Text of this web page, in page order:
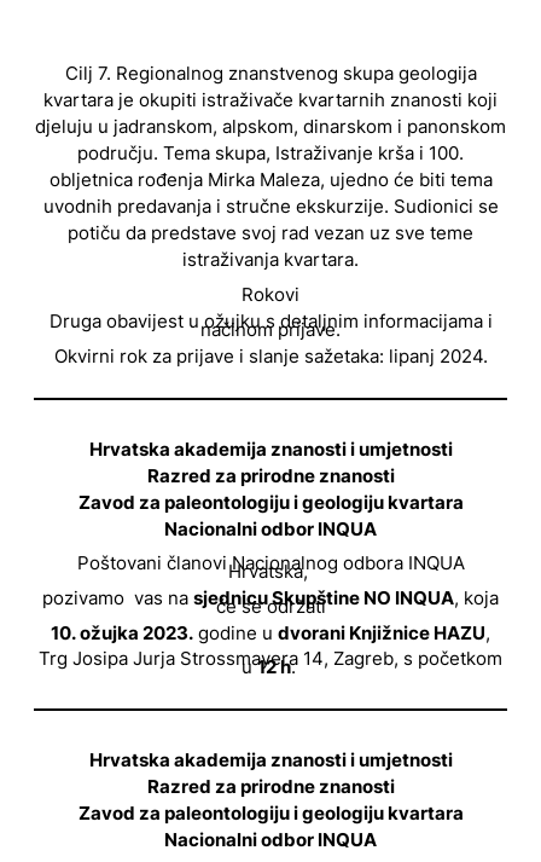
Cilj 7. Regionalnog znanstvenog skupa geologija
kvartara je okupiti istraživače kvartarnih znanosti koji
djeluju u jadranskom, alpskom, dinarskom i panonskom
području. Tema skupa, Istraživanje krša i 100.
obljetnica rođenja Mirka Maleza, ujedno će biti tema
uvodnih predavanja i stručne ekskurzije. Sudionici se
potiču da predstave svoj rad vezan uz sve teme
istraživanja kvartara.
Rokovi
Druga obavijest u ožujku s detaljnim informacijama i
načinom prijave.
Okvirni rok za prijave i slanje sažetaka: lipanj 2024.
Hrvatska akademija znanosti i umjetnosti
Razred za prirodne znanosti
Zavod za paleontologiju i geologiju kvartara
Nacionalni odbor INQUA
Poštovani članovi Nacionalnog odbora INQUA
Hrvatska,
pozivamo vas na sjednicu Skupštine NO INQUA, koja
će se održati
10. ožujka 2023. godine u dvorani Knjižnice HAZU,
Trg Josipa Jurja Strossmayera 14, Zagreb, s početkom
u12 h.
Hrvatska akademija znanosti i umjetnosti
Razred za prirodne znanosti
Zavod za paleontologiju i geologiju kvartara
Nacionalni odbor INQUA